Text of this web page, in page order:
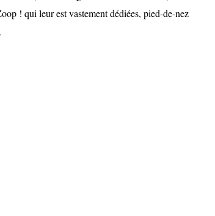
! qui leur est vastement dédiées, pied-de-nez